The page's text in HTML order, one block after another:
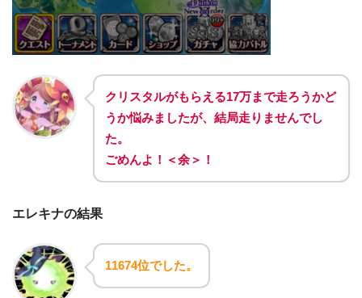
クリスタルがもらえる17万まで走ろうかど
うか悩みましたが、結局走りませんでし
た。
ごめんよ！＜余＞！
エレキナの結果
11674位でした。